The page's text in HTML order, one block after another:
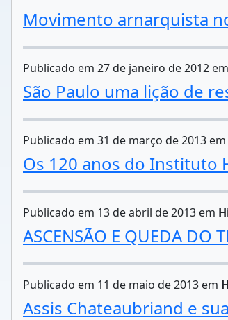
Movimento arnarquista
Publicado em 27 de janeiro de 2012 em
São Paulo uma lição de
Publicado em 31 de março de 2013 em
Os 120 anos do Instituto
Publicado em 13 de abril de 2013 em
ASCENSÃO E QUEDA DO
Publicado em 11 de maio de 2013 em
Assis Chateaubriand e